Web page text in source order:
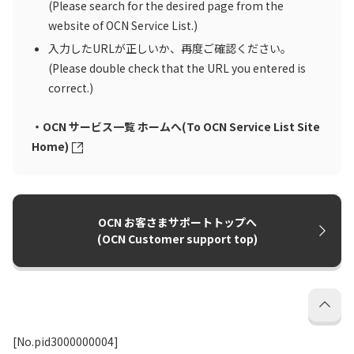
(Please search for the desired page from the
website of OCN Service List.)
入力したURLが正しいか、再度ご確認ください。
(Please double check that the URL you entered is
correct.)
・OCN サービス一覧 ホームへ(To OCN Service List Site
Home)
OCN お客さまサポートトップへ
(OCN Customer support top)
[No.pid3000000004]